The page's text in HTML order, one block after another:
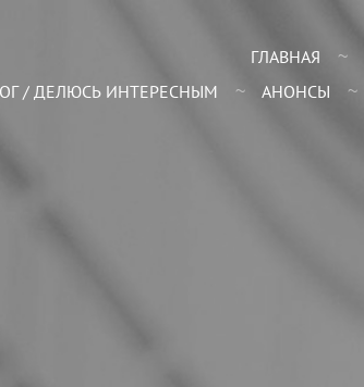
ГЛАВНАЯ
/ ДЕЛЮСЬ ИНТЕРЕСНЫМ
АНОНСЫ